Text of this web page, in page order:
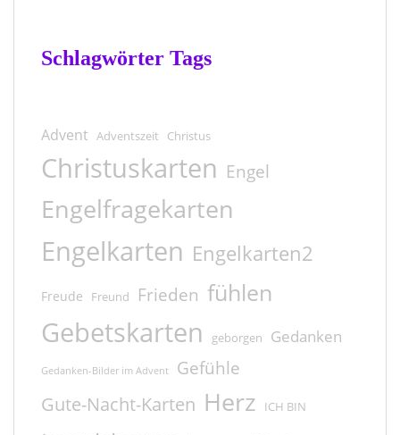
Schlagwörter Tags
Advent Adventszeit Christus
Christuskarten Engel
Engelfragekarten
Engelkarten Engelkarten2
Freude Freund Frieden fühlen
Gebetskarten geborgen Gedanken
Gedanken-Bilder im Advent Gefühle
Gute-Nacht-Karten Herz ICH BIN